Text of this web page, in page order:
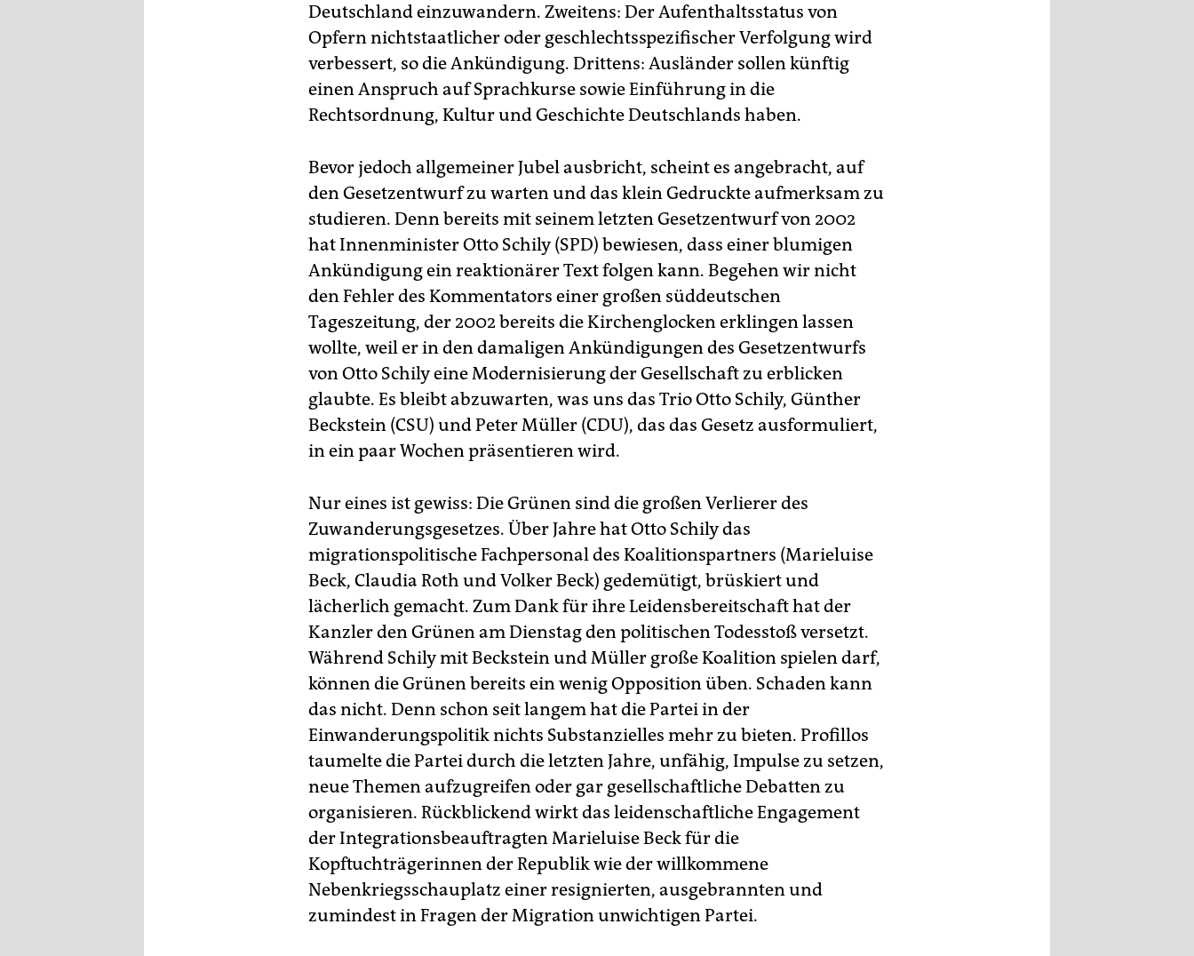
Deutschland einzuwandern. Zweitens: Der Aufenthaltsstatus von
Opfern nichtstaatlicher oder geschlechtsspezifischer Verfolgung wird
verbessert, so die Ankündigung. Drittens: Ausländer sollen künftig
einen Anspruch auf Sprachkurse sowie Einführung in die
Rechtsordnung, Kultur und Geschichte Deutschlands haben.
Bevor jedoch allgemeiner Jubel ausbricht, scheint es angebracht, auf
den Gesetzentwurf zu warten und das klein Gedruckte aufmerksam zu
studieren. Denn bereits mit seinem letzten Gesetzentwurf von 2002
hat Innenminister Otto Schily (SPD) bewiesen, dass einer blumigen
Ankündigung ein reaktionärer Text folgen kann. Begehen wir nicht
den Fehler des Kommentators einer großen süddeutschen
Tageszeitung, der 2002 bereits die Kirchenglocken erklingen lassen
wollte, weil er in den damaligen Ankündigungen des Gesetzentwurfs
von Otto Schily eine Modernisierung der Gesellschaft zu erblicken
glaubte. Es bleibt abzuwarten, was uns das Trio Otto Schily, Günther
Beckstein (CSU) und Peter Müller (CDU), das das Gesetz ausformuliert,
in ein paar Wochen präsentieren wird.
Nur eines ist gewiss: Die Grünen sind die großen Verlierer des
Zuwanderungsgesetzes. Über Jahre hat Otto Schily das
migrationspolitische Fachpersonal des Koalitionspartners (Marieluise
Beck, Claudia Roth und Volker Beck) gedemütigt, brüskiert und
lächerlich gemacht. Zum Dank für ihre Leidensbereitschaft hat der
Kanzler den Grünen am Dienstag den politischen Todesstoß versetzt.
Während Schily mit Beckstein und Müller große Koalition spielen darf,
können die Grünen bereits ein wenig Opposition üben. Schaden kann
das nicht. Denn schon seit langem hat die Partei in der
Einwanderungspolitik nichts Substanzielles mehr zu bieten. Profillos
taumelte die Partei durch die letzten Jahre, unfähig, Impulse zu setzen,
neue Themen aufzugreifen oder gar gesellschaftliche Debatten zu
organisieren. Rückblickend wirkt das leidenschaftliche Engagement
der Integrationsbeauftragten Marieluise Beck für die
Kopftuchträgerinnen der Republik wie der willkommene
Nebenkriegsschauplatz einer resignierten, ausgebrannten und
zumindest in Fragen der Migration unwichtigen Partei.